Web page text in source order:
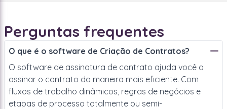
Perguntas frequentes
O que é o software de Criação de Contratos?
O software de assinatura de contrato ajuda você a
assinar o contrato da maneira mais eficiente. Com
fluxos de trabalho dinâmicos, regras de negócios e
etapas de processo totalmente ou semi-